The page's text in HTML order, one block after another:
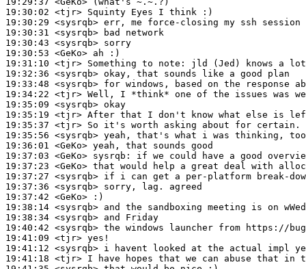
19:30:02 <tjr>
19:30:29 <sysrqb>
19:30:31 <sysrqb>
19:30:43 <sysrqb>
19:30:53 <GeKo>
19:31:10 <tjr>
19:32:36 <sysrqb>
19:33:48 <sysrqb>
19:34:22 <tjr>
19:35:09 <sysrqb>
19:35:19 <tjr>
19:35:37 <tjr>
19:35:56 <sysrqb>
19:36:01 <GeKo>
19:37:03 <GeKo> sysrqb:
19:37:23 <GeKo>
19:37:27 <sysrqb>
19:37:36 <sysrqb>
19:37:42 <GeKo>
19:38:14 <sysrqb>
19:38:34 <sysrqb>
19:40:42 <sysrqb>
19:41:09 <tjr>
19:41:12 <sysrqb>
19:41:18 <tjr>